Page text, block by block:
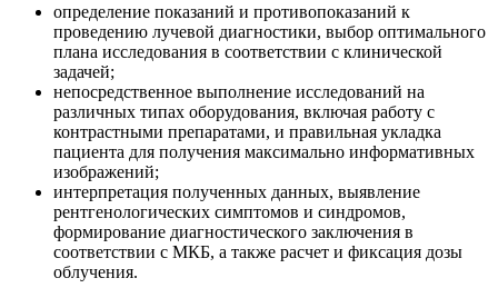
определение показаний и противопоказаний к
проведению лучевой диагностики, выбор оптимального
плана исследования в соответствии с клинической
задачей;
непосредственное выполнение исследований на
различных типах оборудования, включая работу с
контрастными препаратами, и правильная укладка
пациента для получения максимально информативных
изображений;
интерпретация полученных данных, выявление
рентгенологических симптомов и синдромов,
формирование диагностического заключения в
соответствии с МКБ, а также расчет и фиксация дозы
облучения.